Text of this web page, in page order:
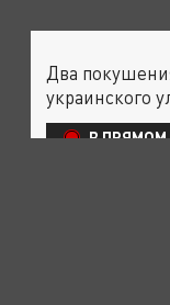
Два
украинского
В ПРЯМОМ